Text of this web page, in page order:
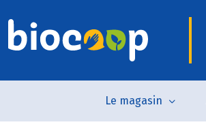
Le magasin